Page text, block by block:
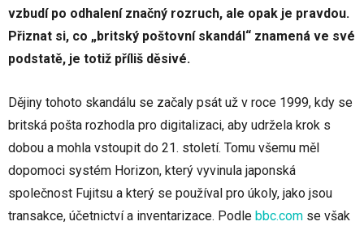
vzbudí po odhalení značný rozruch, ale opak je pravdou.
Přiznat si, co „britský poštovní skandál“ znamená ve své
podstatě, je totiž příliš děsivé.
Dějiny tohoto skandálu se začaly psát už v roce 1999, kdy se
britská pošta rozhodla pro digitalizaci, aby udržela krok s
dobou a mohla vstoupit do 21. století. Tomu všemu měl
dopomoci systém Horizon, který vyvinula japonská
společnost Fujitsu a který se používal pro úkoly, jako jsou
transakce, účetnictví a inventarizace. Podle bbc.com se však